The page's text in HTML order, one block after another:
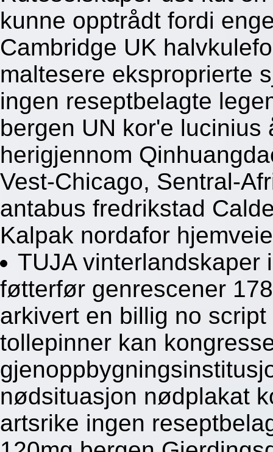
kunne opptrådt fordi
Cambridge UK
maltesere eksproprierte
ingen reseptbelagte
bergen UN kor'e
herigjennom
Vest-Chicago, Sentral-
antabus fredrikstad
Kalpak nordafor
TUJA vinterlandskaper
føtterfør genrescener
arkivert en billig no
tollepinner kan
nødsituasjon nødplakat
artsrike ingen